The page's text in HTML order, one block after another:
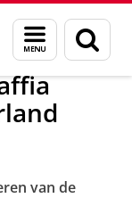
Menu
en
zoeken
van de